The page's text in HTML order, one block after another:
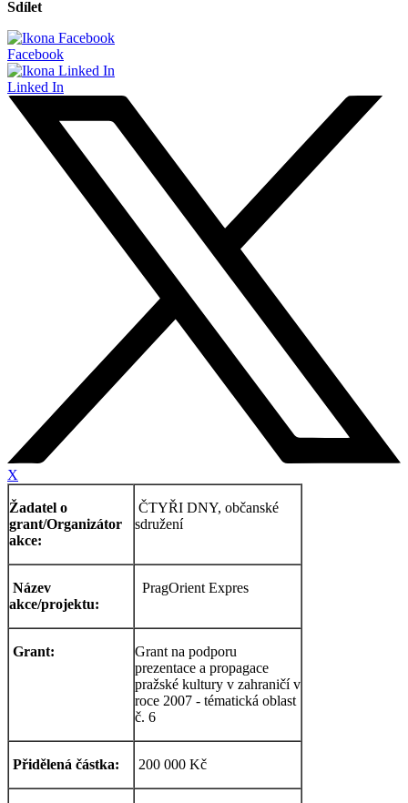
Sdílet
Facebook
Linked In
X
Žadatel o
grant/Organizátor
akce:
ČTYŘI DNY, občanské
sdružení
Název
akce/projektu:
PragOrient Expres
Grant:
Grant na podporu
prezentace a propagace
pražské kultury v zahraničí v
roce 2007 - tématická oblast
č. 6
Přidělená částka: 200 000 Kč